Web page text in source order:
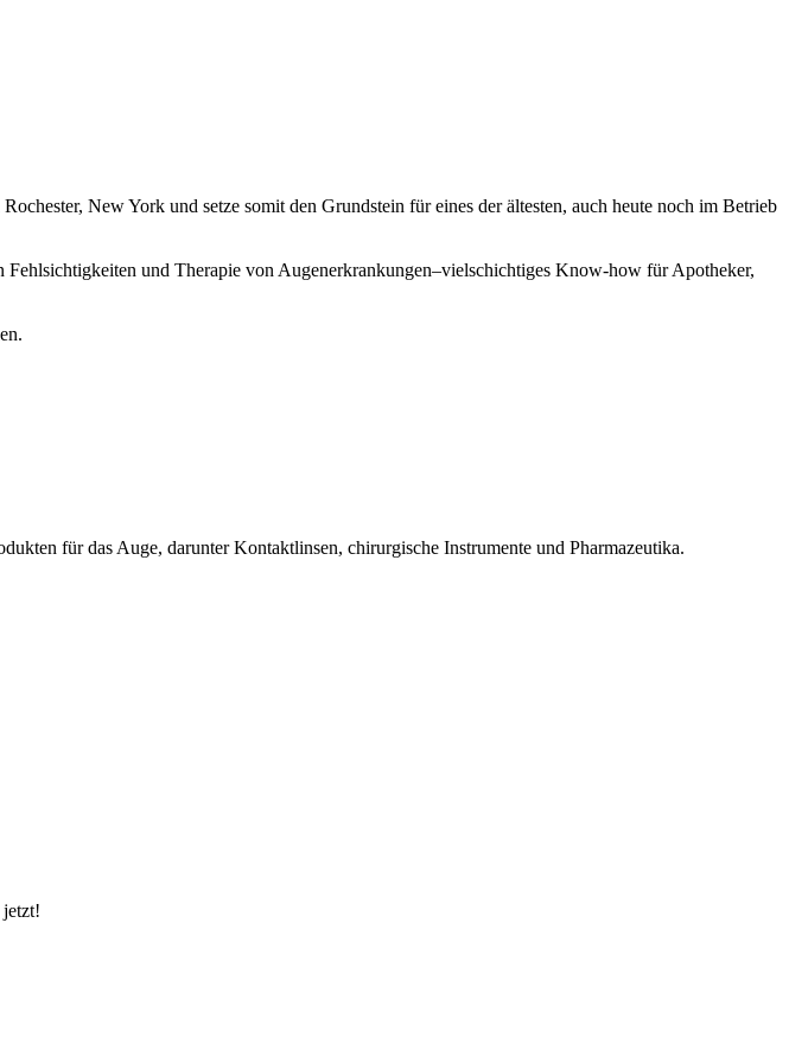
New York und setze somit den Grundstein für eines der ältesten, auch heute noch im Betrieb
und Therapie von Augenerkrankungen–vielschichtiges Know-how für Apotheker,
für das Auge, darunter Kontaktlinsen, chirurgische Instrumente und Pharmazeutika.